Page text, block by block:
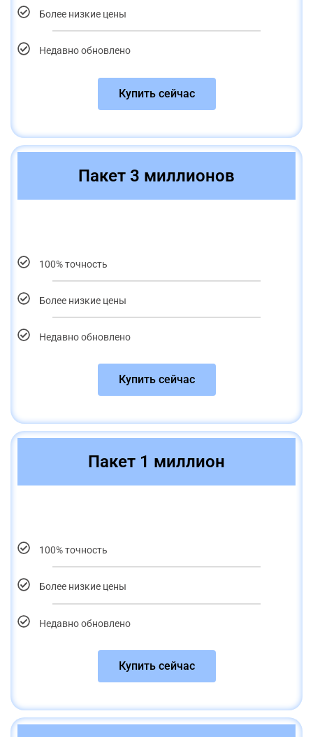
Более низкие цены
Недавно обновлено
Купить сейчас
Пакет 3 миллионов
100% точность
Более низкие цены
Недавно обновлено
Купить сейчас
Пакет 1 миллион
100% точность
Более низкие цены
Недавно обновлено
Купить сейчас